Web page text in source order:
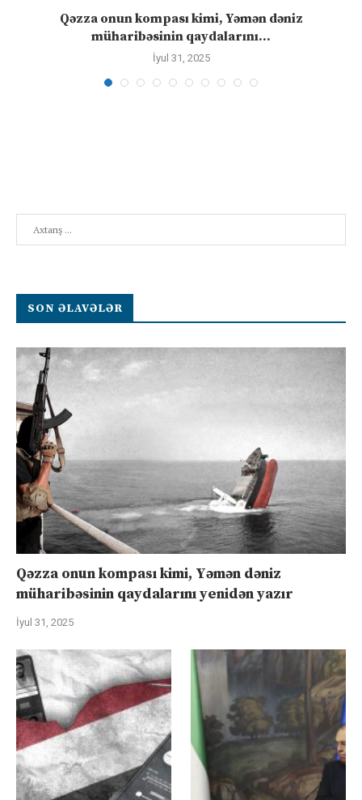
Qəzza onun kompası kimi, Yəmən dəniz
müharibəsinin qaydalarını...
İyul 31, 2025
SON ƏLAVƏLƏR
Qəzza onun kompası kimi, Yəmən dəniz
müharibəsinin qaydalarını yenidən yazır
İyul 31, 2025